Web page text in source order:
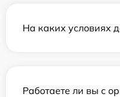
На каких условиях
Работаете ли вы с